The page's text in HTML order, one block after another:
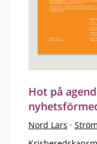
Hot på
Nord Lars ·